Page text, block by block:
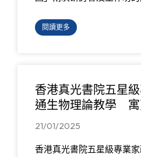
閱讀更多
香港真光書院五星
通生物理論教學 寓
21/01/2025
香港真光書院五星級專業